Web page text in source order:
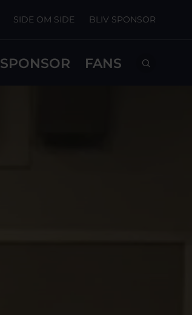
SPONSOR FANS
SIDE OM SIDE BLIV SPONSOR